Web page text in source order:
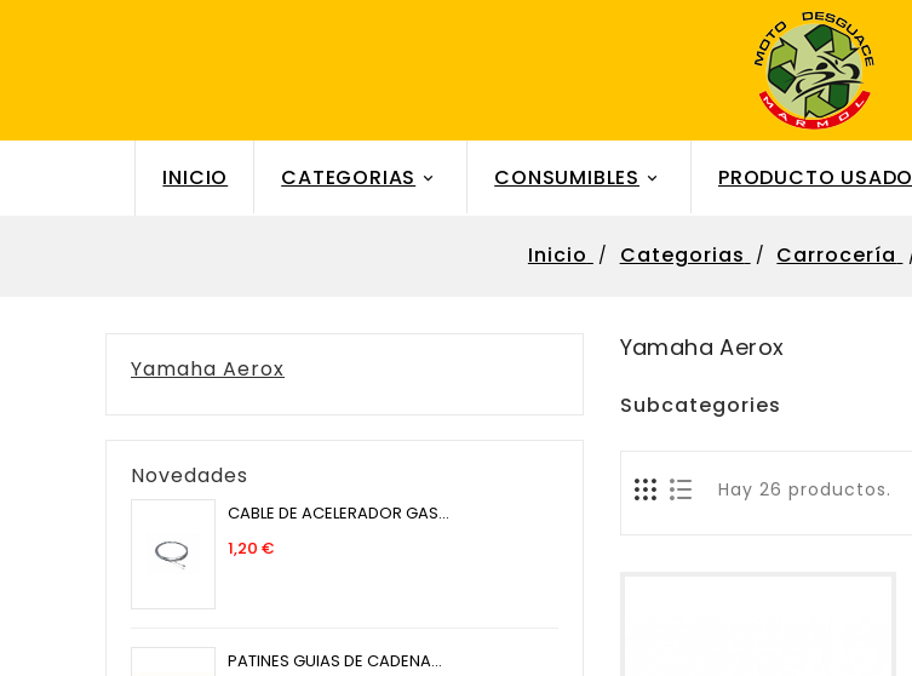
INICIO 
CATEGORIAS 
CONSUMIBLES PRODUCTO USADO
Inicio Categorias Carrocería
Yamaha Aerox
Novedades
CABLE DE ACELERADOR GAS...
1,20 €Precio
PATINES GUIAS DE CADENA...
Yamaha Aerox
Subcategories
Hay 26 productos.